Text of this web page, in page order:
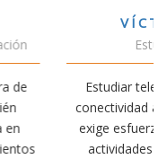
VALENCIA
Teleco-ADE
comprender cómo la
diaria. Aunque la carrera
de mi tiempo a otras
y socorrismo. Estoy